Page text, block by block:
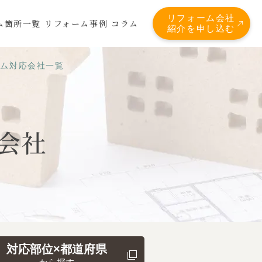
箇所一覧 リフォーム事例 コラム
リフォーム会社
紹介を申し込む
対応会社一覧
社
対応部位×都道府県